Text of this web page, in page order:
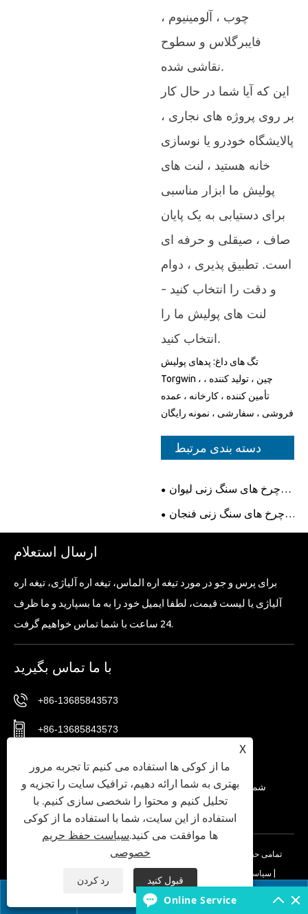
چوب ، آلومینیوم ،
فایبرگلاس و سطوح
نقاشی شده.
این که آیا شما در حال کار
بر روی پروژه های نجاری ،
پالایشگاه خودرو یا نوسازی
خانه هستید ، لنت های
پولیش ما ابزار مناسبی
برای دستیابی به یک پایان
صاف ، صیقلی و حرفه ای
است. تطبیق پذیری ، دوام
و دقت را انتخاب کنید -
لنت های پولیش ما را
انتخاب کنید.
تگ های داغ: پدهای پولیش
Torgwin ، چین ، تولید کننده ،
تأمین کننده ، کارخانه ، عمده
فروشی ، سفارشی ، نمونه رایگان
دسته بندی مرتبط
چرخ های سنگ زنی لیوان
الماس تقسیم شده
چرخ های سنگ زنی فنجان
الماس توربو
ارسال استعلام
برای پرس و جو در مورد تیغه اره الماس، تیغه اره آلیاژی، تیغه اره
آلیاژی یا لیست قیمت، لطفا ایمیل خود را به ما بسپارید و ما ظرف
24 ساعت با شما تماس خواهیم گرفت.
با ما تماس بگیرید
+86-13685843573
+86-13685843573
شماره 20، منطقه شرقی، مرکز نوآوری مواد جدید نینگبو،
RSS سیاست حفظ حریم خصوصی
 
X
ما از کوکی ها استفاده می کنیم تا تجربه مرور
بهتری به شما ارائه دهیم، ترافیک سایت را تجزیه و
تحلیل کنیم و محتوا را شخصی سازی کنیم. با
استفاده از این سایت، شما با استفاده ما از کوکی
ها موافقت می کنید.سیاست حفظ حریم
خصوصی
رد کردن قبول کنید
Online Service